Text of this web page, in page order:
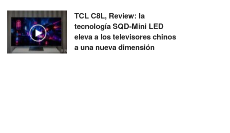
TCL C8L, Review: la
tecnología SQD-Mini LED
eleva a los televisores chinos
a una nueva dimensión